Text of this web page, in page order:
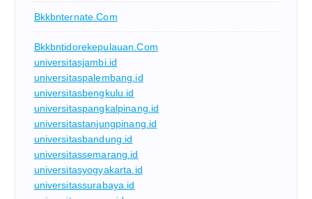
Bkkbnternate.com
Bkkbntidorekepulauan.com
universitasjambi.id
universitaspalembang.id
universitasbengkulu.id
universitaspangkalpinang.id
universitastanjungpinang.id
universitasbandung.id
universitassemarang.id
universitasyogyakarta.id
universitassurabaya.id